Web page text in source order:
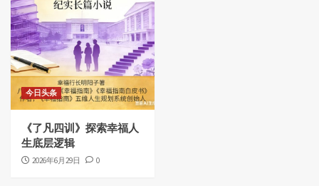
今日头条
《了凡四训》探索幸福人
生底层逻辑
2026年6月29日 0